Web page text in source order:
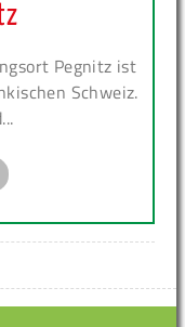
Pegnitz ist
Schweiz.